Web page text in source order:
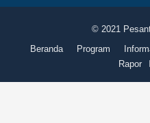
o g b
© 2021
Beranda
Program
Rapor